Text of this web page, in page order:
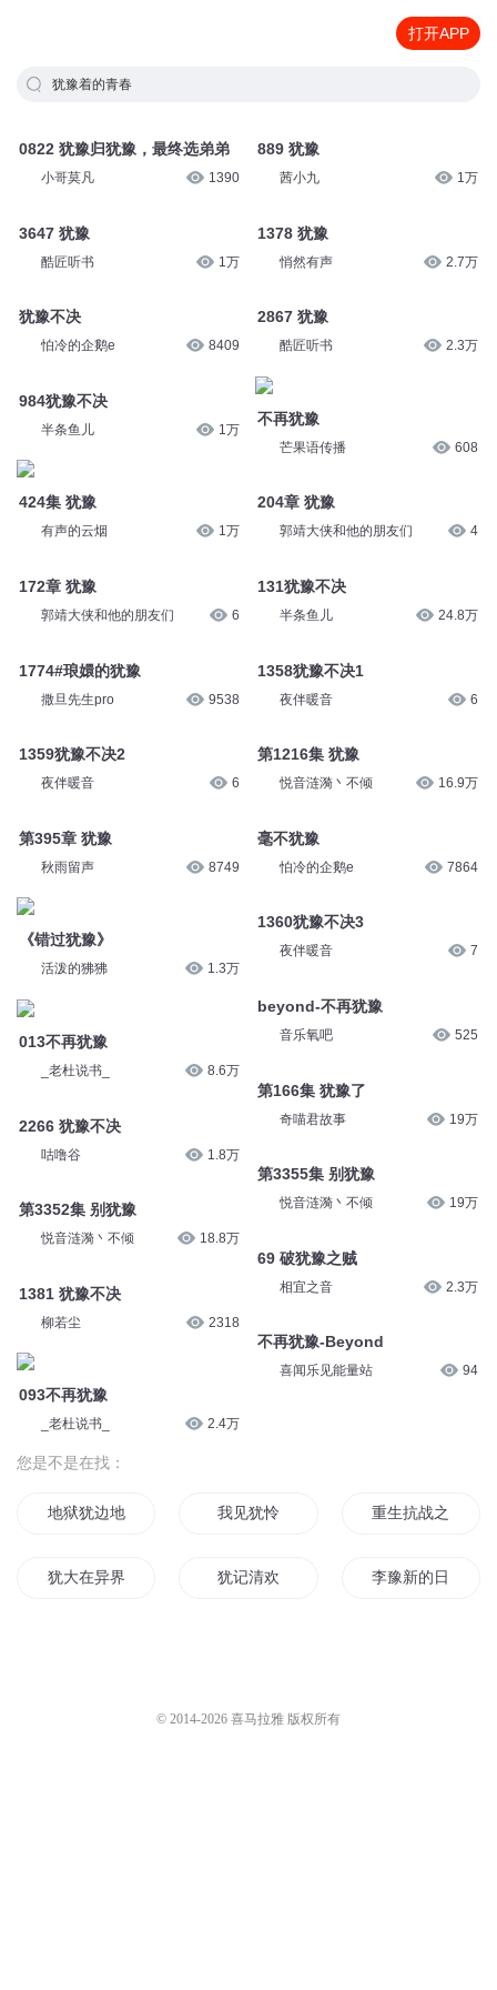
打开APP
犹豫着的青春
0822 犹豫归犹豫，最终选弟弟
小哥莫凡 1390
3647 犹豫
酷匠听书 1万
犹豫不决
怕冷的企鹅e 8409
984犹豫不决
半条鱼儿 1万
424集 犹豫
有声的云烟 1万
172章 犹豫
郭靖大侠和他的朋友们 6
1774#琅嬛的犹豫
撒旦先生pro 9538
1359犹豫不决2
夜伴暖音 6
第395章 犹豫
秋雨留声 8749
《错过犹豫》
活泼的狒狒 1.3万
013不再犹豫
_老杜说书_ 8.6万
2266 犹豫不决
咕噜谷 1.8万
第3352集 别犹豫
悦音涟漪丶不倾 18.8万
1381 犹豫不决
柳若尘 2318
093不再犹豫
_老杜说书_ 2.4万
889 犹豫
茜小九 1万
1378 犹豫
悄然有声 2.7万
2867 犹豫
酷匠听书 2.3万
不再犹豫
芒果语传播 608
204章 犹豫
郭靖大侠和他的朋友们 4
131犹豫不决
半条鱼儿 24.8万
1358犹豫不决1
夜伴暖音 6
第1216集 犹豫
悦音涟漪丶不倾 16.9万
毫不犹豫
怕冷的企鹅e 7864
1360犹豫不决3
夜伴暖音 7
beyond-不再犹豫
音乐氧吧 525
第166集 犹豫了
奇喵君故事 19万
第3355集 别犹豫
悦音涟漪丶不倾 19万
69 破犹豫之贼
相宜之音 2.3万
不再犹豫-Beyond
喜闻乐见能量站 94
您是不是在找：
地狱犹边地 我见犹怜 重生抗战之豫西
犹大在异界 犹记清欢 李豫新的日记
© 2014-2026 喜马拉雅 版权所有